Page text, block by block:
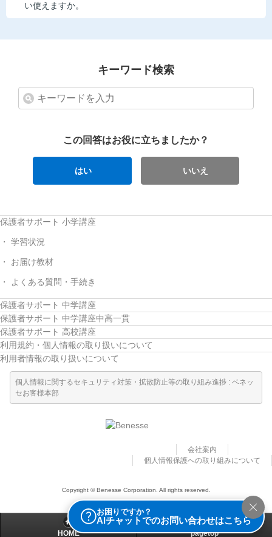
い使えますか。
キーワード検索
この回答はお役に立ちましたか？
はい いいえ
お困りですか？
AIチャットでのお問い合わせはこちら
保護者サポート 小学講座
学習状況
お届け教材
よくある質問・手続き
保護者サポート 中学講座
保護者サポート 中学講座中高一貫
保護者サポート 高校講座
利用規約・個人情報の取り扱いについて
利用者情報の取り扱いについて
個人情報に関するセキュリティ対策・拡散防止等の取り組み進捗 : ベネッ
セお客様本部
Copyright © Benesse Corporation. All rights reserved.
会社案内
個人情報保護への取り組みについて
HOME pagetop